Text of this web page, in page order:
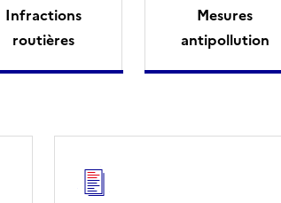
Infractions
routières
Mesures
antipollution